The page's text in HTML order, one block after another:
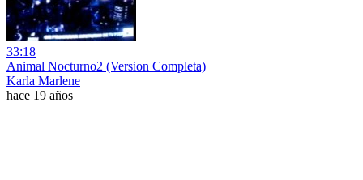
33:18
Animal Nocturno2 (Version Completa)
Karla Marlene
hace 19 años